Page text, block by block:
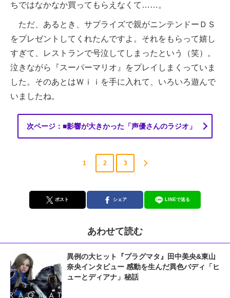
ちではなかなか買ってもらえなくて……。
ただ、あるとき、サプライズで親がニンテンドーＤＳ
をプレゼントしてくれたんですよ。それをもらって嬉し
すぎて、レストランで号泣してしまったという（笑）。
泣きながら『スーパーマリオ』をプレイしまくっていま
した。そのあとはＷｉｉを手に入れて、いろいろ遊んで
いましたね。
次ページ：■影響が大きかった「声優さんのラジオ」
1 2 3
ポスト シェア LINEで送る
あわせて読む
異例の大ヒット『プラグマタ』田中美央&東山
奈央インタビュー 感動を生んだ異色バディ「ヒ
ューとディアナ」秘話